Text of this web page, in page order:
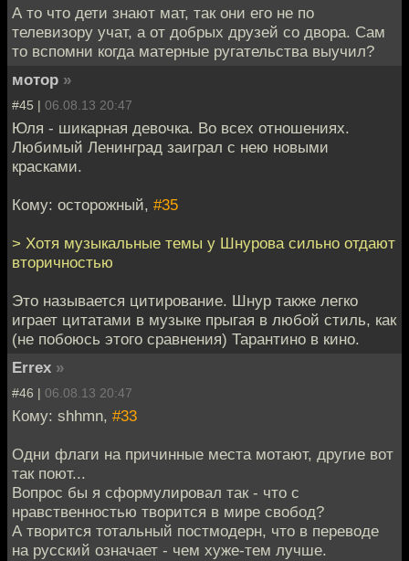
А то что дети знают мат, так они его не по
телевизору учат, а от добрых друзей со двора. Сам
то вспомни когда матерные ругательства выучил?
мотор »
#45 | 06.08.13 20:47
Юля - шикарная девочка. Во всех отношениях.
Любимый Ленинград заиграл с нею новыми
красками.
Кому: осторожный, #35
> Хотя музыкальные темы у Шнурова сильно отдают
вторичностью
Это называется цитирование. Шнур также легко
играет цитатами в музыке прыгая в любой стиль, как
(не побоюсь этого сравнения) Тарантино в кино.
Errex »
#46 | 06.08.13 20:47
Кому: shhmn, #33
Одни флаги на причинные места мотают, другие вот
так поют...
Вопрос бы я сформулировал так - что с
нравственностью творится в мире свобод?
А творится тотальный постмодерн, что в переводе
на русский означает - чем хуже-тем лучше.